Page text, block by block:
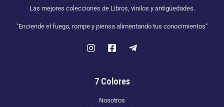
Las mejores colecciones de Libros, vinilos y antigüedades.
"Enciende el fuego, rompe y piensa alimentando tus conocimientos"
7 Colores
Nosotros